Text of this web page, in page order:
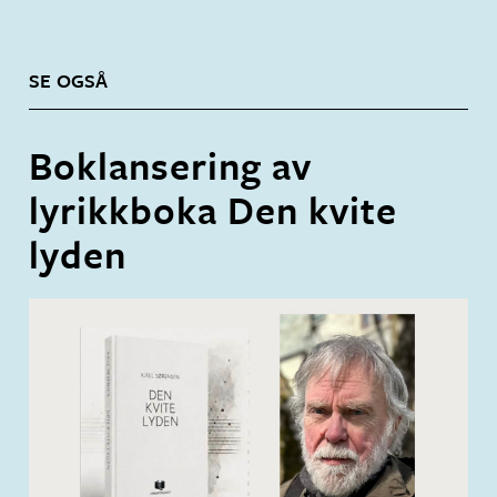
SE OGSÅ
Boklansering av
lyrikkboka Den kvite
lyden